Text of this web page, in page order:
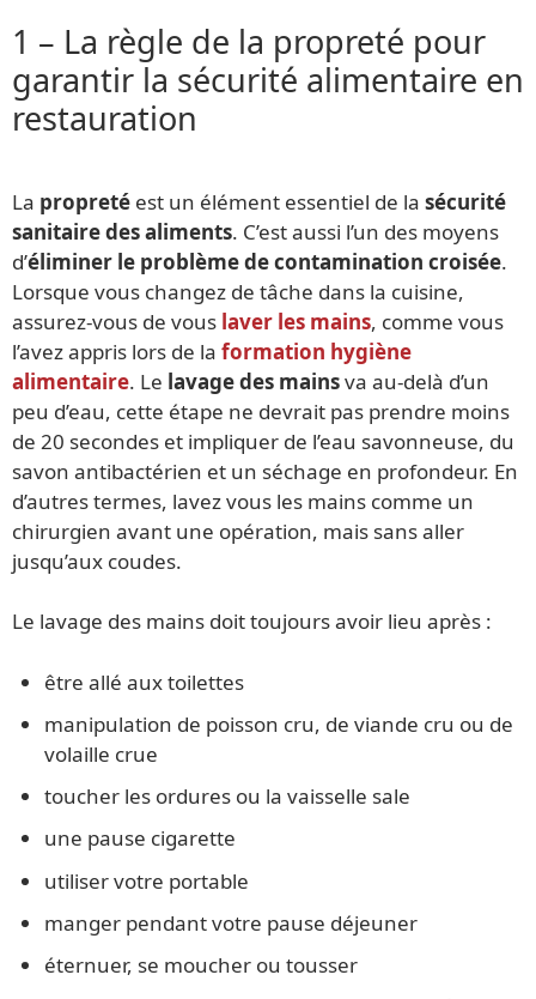
1 – La règle de la propreté pour
garantir la sécurité alimentaire en
restauration
La propreté est un élément essentiel de la sécurité
sanitaire des aliments. C’est aussi l’un des moyens
d’éliminer le problème de contamination croisée.
Lorsque vous changez de tâche dans la cuisine,
assurez-vous de vous laver les mains, comme vous
l’avez appris lors de la formation hygiène
alimentaire. Le lavage des mainsva au-delà d’un
peu d’eau, cette étape ne devrait pas prendre moins
de 20 secondes et impliquer de l’eau savonneuse, du
savon antibactérien et un séchage en profondeur. En
d’autres termes, lavez vous les mains comme un
chirurgien avant une opération, mais sans aller
jusqu’aux coudes.
Le lavage des mains doit toujours avoir lieu après :
être allé aux toilettes
manipulation de poisson cru, de viande cru ou de
volaille crue
toucher les ordures ou la vaisselle sale
une pause cigarette
utiliser votre portable
manger pendant votre pause déjeuner
éternuer, se moucher ou tousser